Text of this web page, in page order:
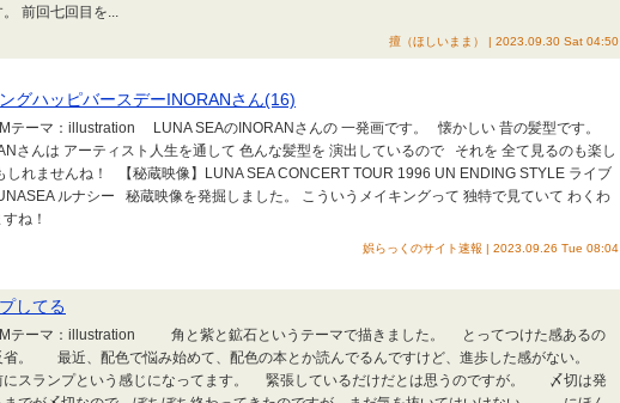
。 前回七回目を...
擅（ほしいまま） | 2023.09.30 Sat 04:50
グハッピバースデーINORANさん(16)
テーマ：illustration LUNA SEAのINORANさんの 一発画です。 懐かしい 昔の髪型です。
さんは アーティスト人生を通して 色んな髪型を 演出しているので それを 全て見るのも楽し
しれませんね！ 【秘蔵映像】LUNA SEA CONCERT TOUR 1996 UN ENDING STYLE ライブ
ルナシー 秘蔵映像を発掘しました。 こういうメイキングって 独特で見ていて わくわ
ね！
娯らっくのサイト速報 | 2023.09.26 Tue 08:04
してる
テーマ：illustration 角と紫と鉱石というテーマで描きました。 とってつけた感あるの
省。 最近、配色で悩み始めて、配色の本とか読んでるんですけど、進歩した感がない。
にスランプという感じになってます。 緊張しているだけだとは思うのですが。 〆切は発